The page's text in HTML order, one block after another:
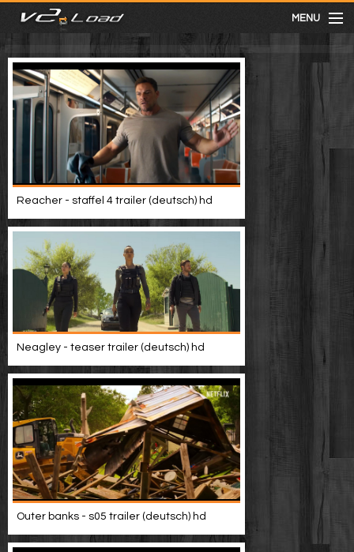
MENU
meist gesehen
neuste
kategorien
Menu
mit facebook anmelden
Informationen
Video suchen
Reacher - staffel 4 trailer (deutsch) hd
Neagley - teaser trailer (deutsch) hd
Outer banks - s05 trailer (deutsch) hd